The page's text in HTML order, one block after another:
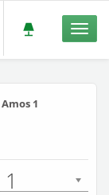
Amos 1
1